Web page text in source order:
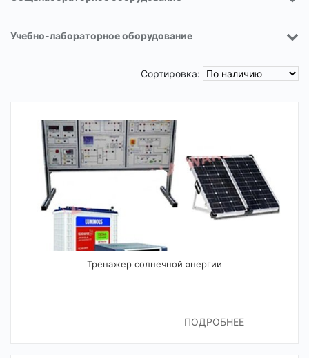
Учебно-лабораторное оборудование
Сортировка:
Тренажер солнечной энергии
ПОДРОБНЕЕ